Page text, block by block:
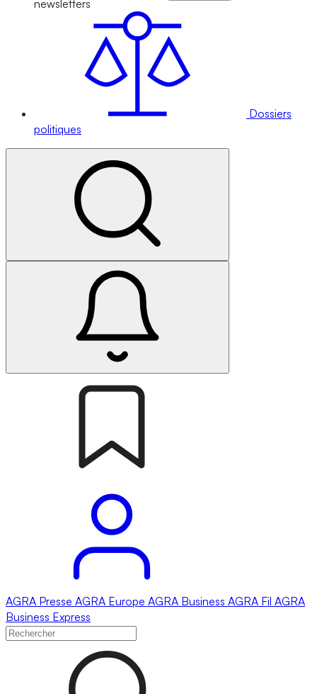
newsletters
Dossiers
politiques
AGRA Presse AGRA Europe AGRA Business AGRA Fil AGRA
Business Express